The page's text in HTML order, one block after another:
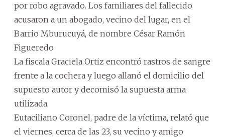
por robo agravado. Los familiares del fallecido
acusaron a un abogado, vecino del lugar, en el
Barrio Mburucuyá, de nombre César Ramón
Figueredo
La fiscala Graciela Ortiz encontró rastros de sangre
frente a la cochera y luego allanó el domicilio del
supuesto autor y decomisó la supuesta arma
utilizada.
Eutaciliano Coronel, padre de la víctima, relató que
el viernes, cerca de las 23, su vecino y amigo